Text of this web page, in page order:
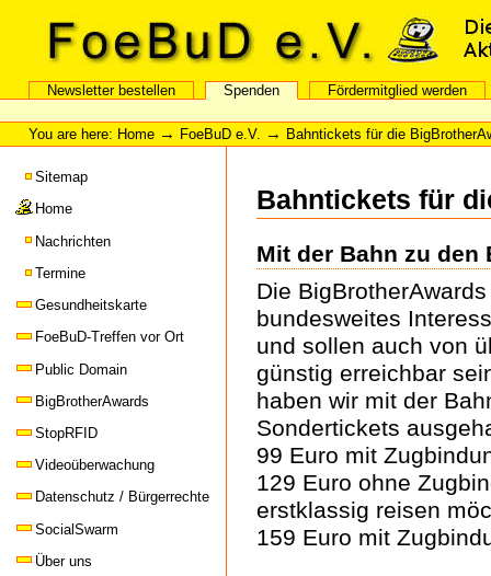
navigation
FoeBuD e.V.
SectionsNewsletter bestellen Spenden
Fördermitglied werden
toolsYou are here: Home → FoeBuD e.V. → Bahntickets für die
Sitemap
Home
Nachrichten
Termine
Gesundheitskarte
FoeBuD-Treffen vor Ort
Public Domain
BigBrotherAwards
StopRFID
Videoüberwachung
Datenschutz / Bürgerrechte
SocialSwarm
Über uns
Bahntickets für
Mit der Bahn zu den
Die
bundesweites
und sollen auch von
günstig erreichbar
haben wir mit der
Sondertickets
99 Euro mit
129 Euro ohne
erstklassig reisen
159 Euro mit